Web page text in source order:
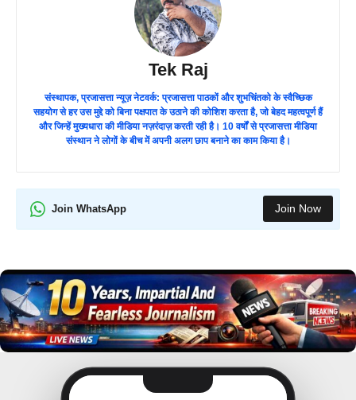
Tek Raj
संस्थापक, प्रजासत्ता न्यूज़ नेटवर्क: प्रजासत्ता पाठकों और शुभचिंतको के स्वैच्छिक
सहयोग से हर उस मुद्दे को बिना पक्षपात के उठाने की कोशिश करता है, जो बेहद महत्वपूर्ण हैं
और जिन्हें मुख्यधारा की मीडिया नज़रंदाज़ करती रही है। 10 वर्षों से प्रजासत्ता मीडिया
संस्थान ने लोगों के बीच में अपनी अलग छाप बनाने का काम किया है।
Join WhatsApp Join Now